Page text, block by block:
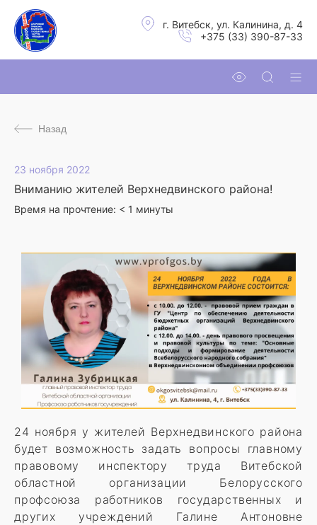
г. Витебск, ул. Калинина, д. 4
+375 (33) 390-87-33
Назад
23 ноября 2022
Вниманию жителей Верхнедвинского района!
Время на прочтение: < 1 минуты
24 ноября у жителей Верхнедвинского района
будет возможность задать вопросы главному
правовому инспектору труда Витебской
областной организации Белорусского
профсоюза работников государственных и
других учреждений Галине Антоновне